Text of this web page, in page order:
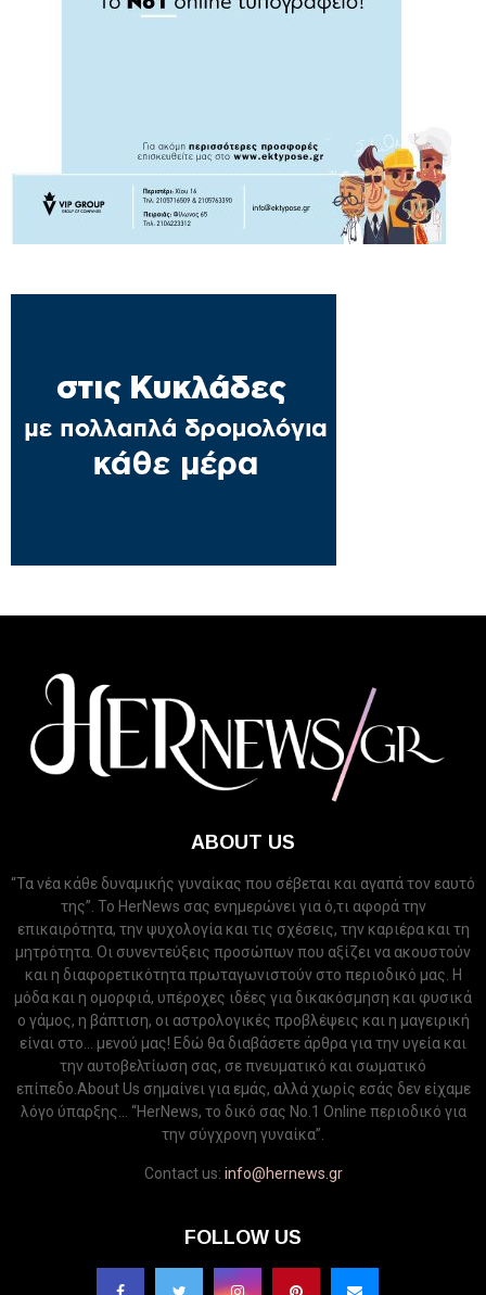
ABOUT US
“Τα νέα κάθε δυναμικής γυναίκας που σέβεται και αγαπά τον εαυτό
της”. Το HerNews σας ενημερώνει για ό,τι αφορά την
επικαιρότητα, την ψυχολογία και τις σχέσεις, την καριέρα και τη
μητρότητα. Οι συνεντεύξεις προσώπων που αξίζει να ακουστούν
και η διαφορετικότητα πρωταγωνιστούν στο περιοδικό μας. Η
μόδα και η ομορφιά, υπέροχες ιδέες για δικακόσμηση και φυσικά
ο γάμος, η βάπτιση, οι αστρολογικές προβλέψεις και η μαγειρική
είναι στο... μενού μας! Εδώ θα διαβάσετε άρθρα για την υγεία και
την αυτοβελτίωση σας, σε πνευματικό και σωματικό
επίπεδο.About Us σημαίνει για εμάς, αλλά χωρίς εσάς δεν είχαμε
λόγο ύπαρξης... “HerNews, το δικό σας Νo.1 Online περιοδικό για
την σύγχρονη γυναίκα”.
Contact us: info@hernews.gr
FOLLOW US